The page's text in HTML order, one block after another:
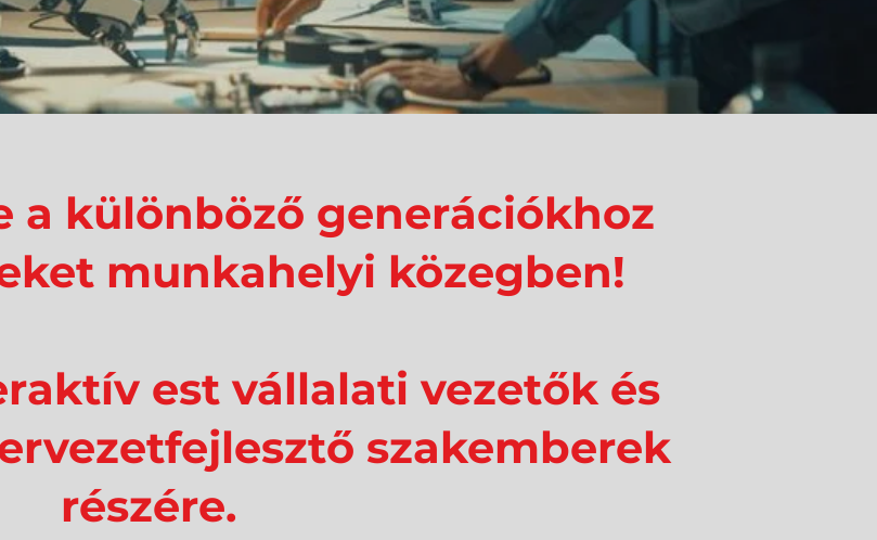
a különböző generációkhoz
munkahelyi közegben!
est vállalati vezetők és
szakemberek
részére.